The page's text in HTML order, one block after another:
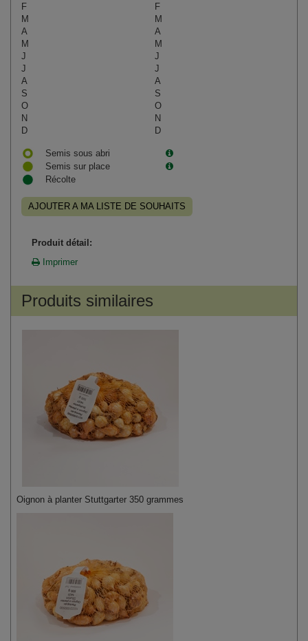
F
F
M
M
A
A
M
M
J
J
J
J
A
A
S
S
O
O
N
N
D
D
Semis sous abri
Semis sur place
Récolte
AJOUTER A MA LISTE DE SOUHAITS
Produit détail:
Imprimer
Produits similaires
Oignon à planter Stuttgarter 350 grammes